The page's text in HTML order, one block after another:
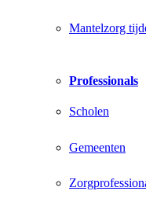
Mantelzorg
Professionals
Scholen
Gemeenten